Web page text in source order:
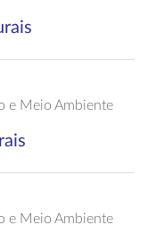
e Meio Ambiente
e Meio Ambiente